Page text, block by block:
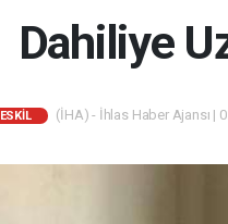
Dahiliye
ESKİL (İHA) - İhlas Haber Ajansı |